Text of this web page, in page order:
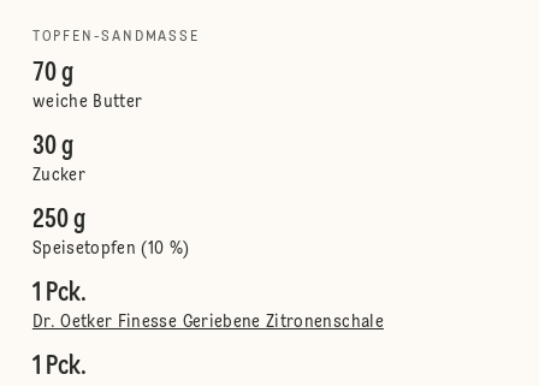
TOPFEN-SANDMASSE
70 g
weiche Butter
30 g
Zucker
250 g
Speisetopfen (10 %)
1 Pck.
Dr. Oetker Finesse Geriebene Zitronenschale
1 Pck.